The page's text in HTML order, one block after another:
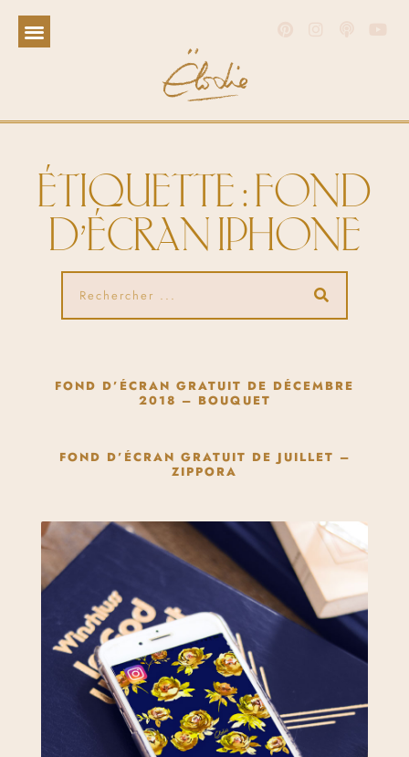
ÉTIQUETTE : FOND
D’ÉCRAN IPHONE
FOND D’ÉCRAN GRATUIT DE DÉCEMBRE
2018 – BOUQUET
FOND D’ÉCRAN GRATUIT DE JUILLET –
ZIPPORA